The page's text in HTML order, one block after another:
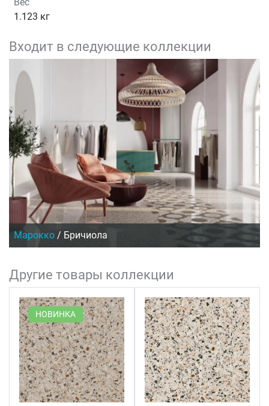
Вес
1.123 кг
Входит в следующие коллекции
Марокко / Бричиола
Другие товары коллекции
НОВИНКА